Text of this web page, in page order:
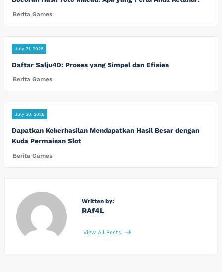
Berita Games
July 31, 2026
Daftar Salju4D: Proses yang Simpel dan Efisien
Berita Games
July 30, 2026
Dapatkan Keberhasilan Mendapatkan Hasil Besar dengan
Kuda Permainan Slot
Berita Games
Written by:
RAf4L
View All Posts